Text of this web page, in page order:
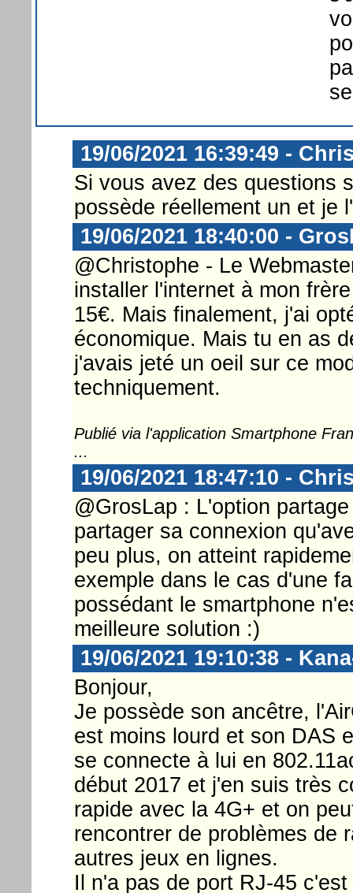
19/06/2021 16:39:49 -
Si vous avez des questions
possède réellement un et je
19/06/2021 18:40:00 -
@Christophe - Le
installer l'internet à mon
15€. Mais finalement, j'ai
économique. Mais tu en as
j'avais jeté un oeil sur ce
techniquement.
Publié via l'application Smartphone
...
19/06/2021 18:47:10 -
@GrosLap : L'option
partager sa connexion
peu plus, on atteint
exemple dans le cas d'une
possédant le smartphone
meilleure solution :)
19/06/2021 19:10:38 -
Bonjour,
Je possède son ancêtre,
est moins lourd et son DAS
se connecte à lui en
début 2017 et j'en suis très
rapide avec la 4G+ et on
rencontrer de problèmes de
autres jeux en lignes.
Il n'a pas de port RJ-45